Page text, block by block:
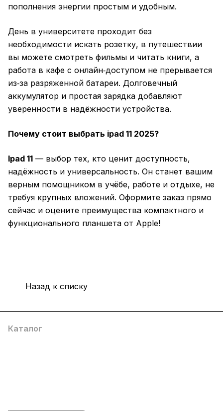
пополнения энергии простым и удобным.
День в университете проходит без
необходимости искать розетку, в путешествии
вы можете смотреть фильмы и читать книги, а
работа в кафе с онлайн‑доступом не прерывается
из‑за разряженной батареи. Долговечный
аккумулятор и простая зарядка добавляют
уверенности в надёжности устройства.
Почему стоит выбрать ipad 11 2025?
Ipad 11 — выбор тех, кто ценит доступность,
надёжность и универсальность. Он станет вашим
верным помощником в учёбе, работе и отдыхе, не
требуя крупных вложений. Оформите заказ прямо
сейчас и оцените преимущества компактного и
функционального планшета от Apple!
Назад к списку
Каталог